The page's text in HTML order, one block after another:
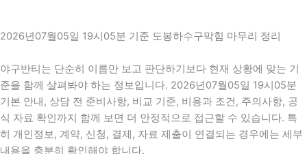
2026년07월05일 19시05분 기준 도봉하수구막힘 마무리 정리
야구반티는 단순히 이름만 보고 판단하기보다 현재 상황에 맞는 기
준을 함께 살펴봐야 하는 정보입니다. 2026년07월05일 19시05분
기본 안내, 상담 전 준비사항, 비교 기준, 비용과 조건, 주의사항, 공
식 자료 확인까지 함께 보면 더 안정적으로 접근할 수 있습니다. 특
히 개인정보, 계약, 신청, 결제, 자료 제출이 연결되는 경우에는 세부
내용을 충분히 확인해야 합니다.